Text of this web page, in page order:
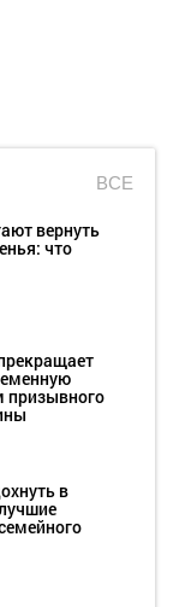
ВСЕ
вернуть
что
в